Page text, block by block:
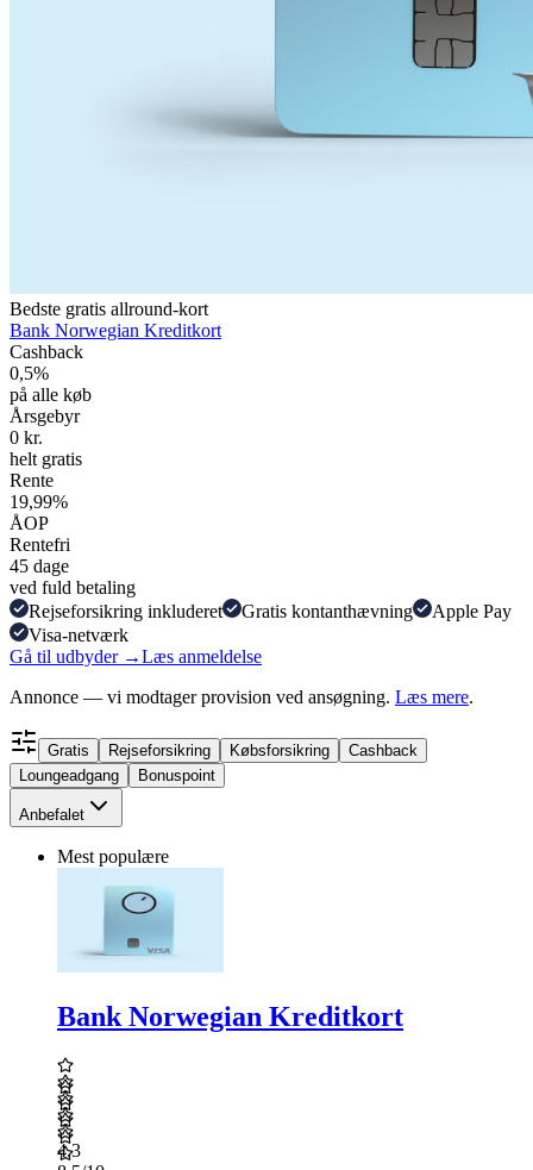
Bedste gratis allround-kort
Bank Norwegian Kreditkort
Cashback
0,5%
på alle køb
Årsgebyr
0 kr.
helt gratis
Rente
19,99%
ÅOP
Rentefri
45 dage
ved fuld betaling
Rejseforsikring inkluderet
Gratis kontanthævning
Apple Pay
Visa-netværk
Gå til udbyder →Læs anmeldelse
Annonce — vi modtager provision ved ansøgning. Læs mere.
Gratis Rejseforsikring Købsforsikring
Cashback
Loungeadgang
Bonuspoint
Anbefalet
Mest populære
Bank Norwegian Kreditkort
4.3